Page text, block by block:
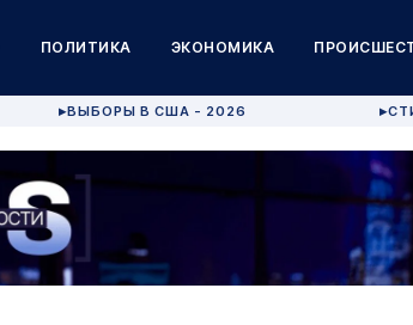
ПОЛИТИКА ЭКОНОМИКА
▶ВЫБОРЫ В США - 2026 ▶